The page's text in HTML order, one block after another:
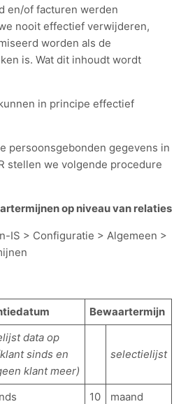
en/of facturen werden
nooit effectief verwijderen,
worden als de
is. Wat dit inhoudt wordt
in principe effectief
persoonsgebonden gegevens in
stellen we volgende procedure
op niveau van relaties
IS > Configuratie > Algemeen >
Bewaartermijn
data op
sinds en
klant meer)
selectielijst
10 maand